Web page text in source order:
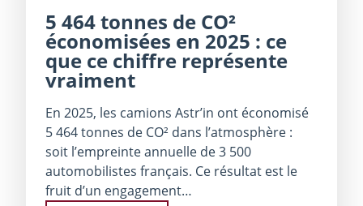
5 464 tonnes de CO²
économisées en 2025 : ce
que ce chiffre représente
vraiment
En 2025, les camions Astr’in ont économisé
5 464 tonnes de CO² dans l’atmosphère :
soit l’empreinte annuelle de 3 500
automobilistes français. Ce résultat est le
fruit d’un engagement…